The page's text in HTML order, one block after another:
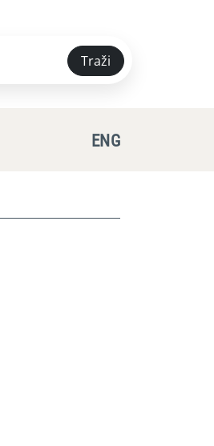
Traži
ENG